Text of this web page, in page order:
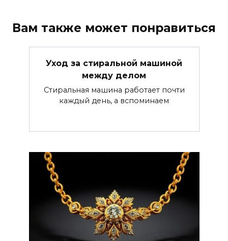
Вам также может понравиться
Уход за стиральной машиной
между делом
Стиральная машина работает почти
каждый день, а вспоминаем